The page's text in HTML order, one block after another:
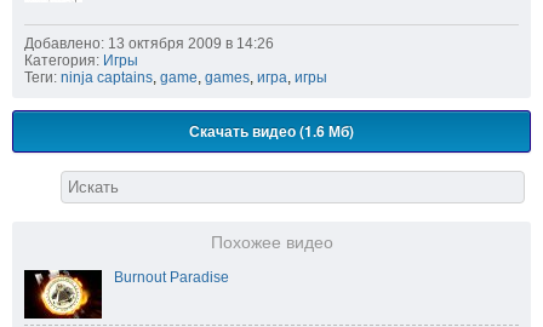
Добавлено: 13 октября 2009 в 14:26
Категория: Игры
Теги: ninja captains game games игра игры
Скачать видео (1.6 Мб)
Похожее видео
Burnout Paradise